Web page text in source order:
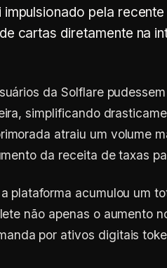
pela
cartas diretamente na
da Solflare
simplificando
atraiu um volume
da receita de taxas
plataforma acumulou um
não apenas o aumento
por ativos digitais